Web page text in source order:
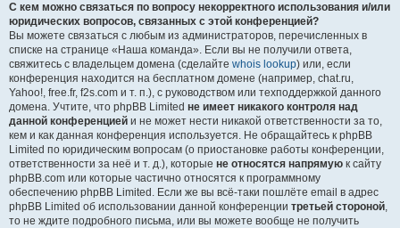
С кем можно связаться по вопросу некорректного использования и/или
юридических вопросов, связанных с этой конференцией?
Вы можете связаться с любым из администраторов, перечисленных в
списке на странице «Наша команда». Если вы не получили ответа,
свяжитесь с владельцем домена (сделайте whois lookup) или, если
конференция находится на бесплатном домене (например, chat.ru,
Yahoo!, free.fr, f2s.com и т. п.), с руководством или техподдержкой данного
домена. Учтите, что phpBB Limited не имеет никакого контроля над
данной конференцией и не может нести никакой ответственности за то,
кем и как данная конференция используется. Не обращайтесь к phpBB
Limited по юридическим вопросам (о приостановке работы конференции,
ответственности за неё и т. д.), которые не относятся напрямую к сайту
phpBB.com или которые частично относятся к программному
обеспечению phpBB Limited. Если же вы всё-таки пошлёте email в адрес
phpBB Limited об использовании данной конференции третьей стороной,
то не ждите подробного письма, или вы можете вообще не получить